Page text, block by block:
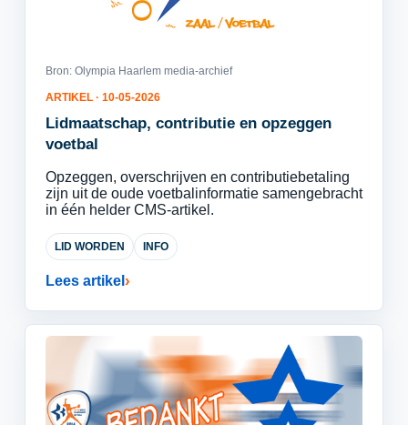
Bron: Olympia Haarlem media-archief
ARTIKEL · 10-05-2026
Lidmaatschap, contributie en opzeggen
voetbal
Opzeggen, overschrijven en contributiebetaling
zijn uit de oude voetbalinformatie samengebracht
in één helder CMS-artikel.
LID WORDEN INFO
Lees artikel